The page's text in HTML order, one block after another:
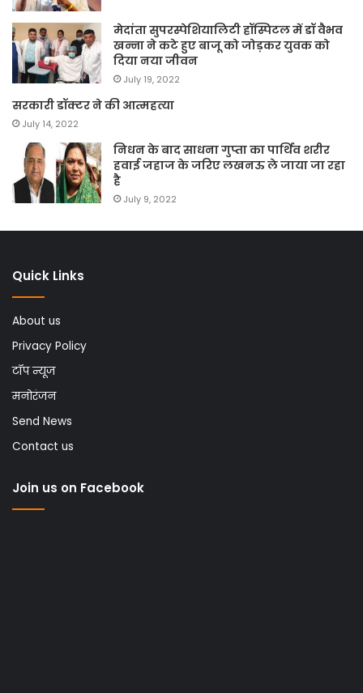
मेदांता सुपरस्पेशियालिटी हॉस्पिटल में डॉ वैभव
खन्ना ने कटे हुए बाजू को जोड़कर युवक को
दिया नया जीवन
July 19, 2022
सरकारी डॉक्टर ने की आत्महत्या
July 14, 2022
निधन के बाद साधना गुप्ता का पार्थिव शरीर
हवाई जहाज के जरिए लखनऊ ले जाया जा रहा
है
July 9, 2022
Quick Links
About us
Privacy Policy
टॉप न्यूज
मनोरंजन
Send News
Contact us
Join us on Facebook